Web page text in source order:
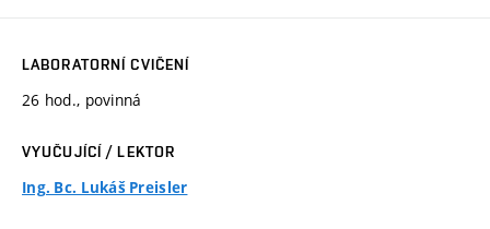
LABORATORNÍ CVIČENÍ
26 hod., povinná
VYUČUJÍCÍ / LEKTOR
Ing. Bc. Lukáš Preisler